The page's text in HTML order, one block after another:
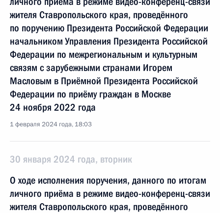
жителя Ставропольского края, проведённого
по поручению Президента Российской Федерации
начальником Управления Президента Российской
Федерации по межрегиональным и культурным
связям с зарубежными странами Игорем
Масловым в Приёмной Президента Российской
Федерации по приёму граждан в Москве
24 ноября 2022 года
1 февраля 2024 года, 18:03
30 января 2024 года, вторник
О ходе исполнения поручения, данного по итогам
личного приёма в режиме видео-конференц-связи
жителя Ставропольского края, проведённого